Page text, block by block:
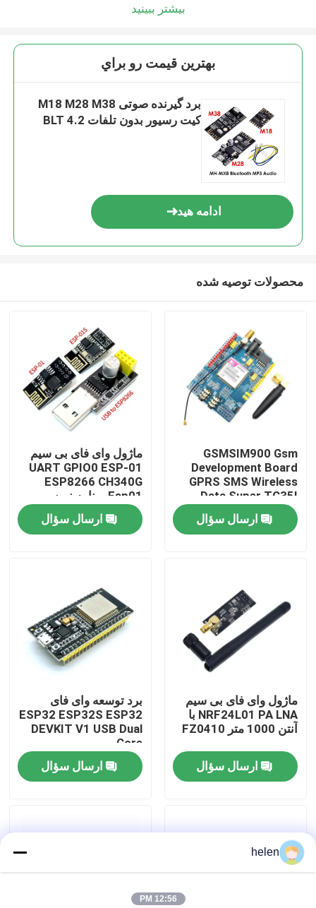
خونه
بازدید از کارخانه
با ما تماس بگیرید
اخبار
وبلاگ
ماژول برد تقویت کننده
بیشتر ببینید
بهترين قيمت رو براي
برد گیرنده صوتی M18 M28 M38
کیت رسیور بدون تلفات BLT 4.2
ادامه هید
محصولات توصیه شده
GSMSIM900 Gsm
Development Board
GPRS SMS Wireless
Data Super TC35I
ارسال سؤال
ماژول وای فای بی سیم
UART GPIO0 ESP-01
ESP8266 CH340G
Esp01 برنامه نویس
آداپتور
ارسال سؤال
ماژول وای فای بی سیم
NRF24L01 PA LNA با
آنتن 1000 متر FZ0410
ارسال سؤال
برد توسعه وای فای
ESP32 ESP32S ESP32
DEVKIT V1 USB Dual
Core
ارسال سؤال
helen
12:56 PM